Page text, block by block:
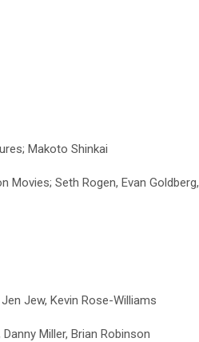
Makoto Shinkai
Movies; Seth Rogen, Evan Goldberg,
Jew, Kevin Rose-Williams
Miller, Brian Robinson